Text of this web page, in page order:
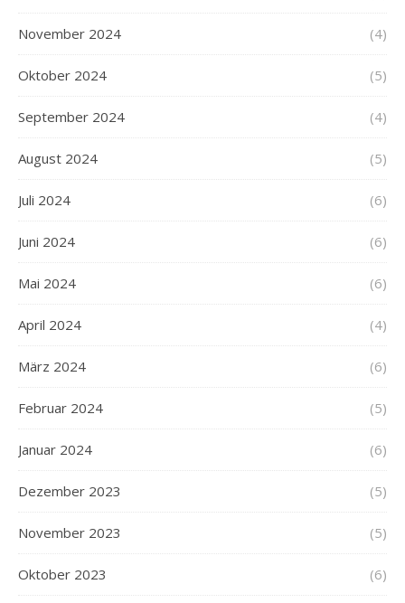
November 2024 (4)
Oktober 2024 (5)
September 2024 (4)
August 2024 (5)
Juli 2024 (6)
Juni 2024 (6)
Mai 2024 (6)
April 2024 (4)
März 2024 (6)
Februar 2024 (5)
Januar 2024 (6)
Dezember 2023 (5)
November 2023 (5)
Oktober 2023 (6)